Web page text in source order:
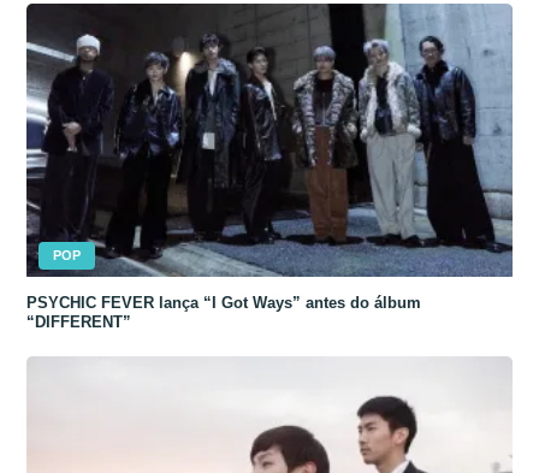
POP
PSYCHIC FEVER lança “I Got Ways” antes do álbum
“DIFFERENT”